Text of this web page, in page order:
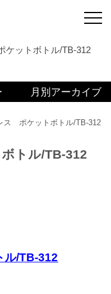
ットボトル/TB-312
ス ポケットボトル/TB-312
トル/TB-312
ル/TB-312
月別アーカイブ